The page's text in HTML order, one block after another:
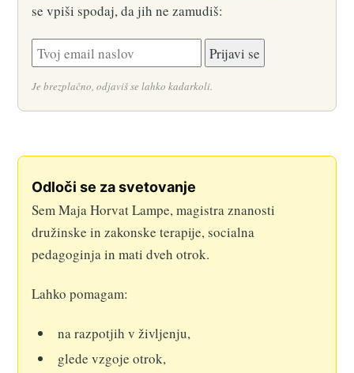
se vpiši spodaj, da jih ne zamudiš:
Je brezplačno, odjaviš se lahko kadarkoli.
Odloči se za svetovanje
Sem Maja Horvat Lampe, magistra znanosti
družinske in zakonske terapije, socialna
pedagoginja in mati dveh otrok.
Lahko pomagam:
na razpotjih v življenju,
glede vzgoje otrok,